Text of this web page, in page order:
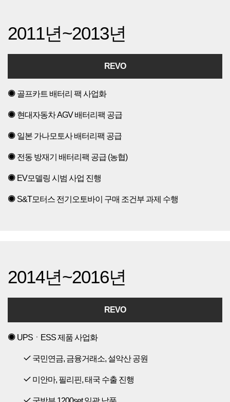
2011년~2013년
REVO
골프카트 배터리 팩 사업화
현대자동차 AGV 배터리팩 공급
일본 가나모토사 배터리팩 공급
전동 방재기 배터리팩 공급 (농협)
EV모델링 시범 사업 진행
S&T모터스 전기오토바이 구매 조건부 과제 수행
2014년~2016년
REVO
UPSㆍESS 제품 사업화
국민연금, 금융거래소, 설악산 공원
미안마, 필리핀, 태국 수출 진행